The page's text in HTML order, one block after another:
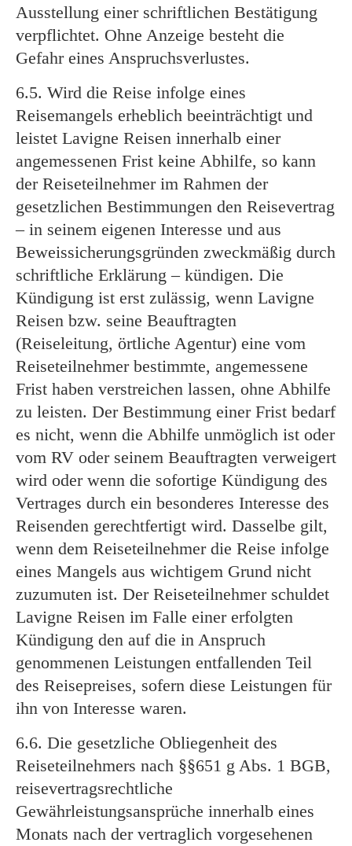
Ausstellung einer schriftlichen Bestätigung
verpflichtet. Ohne Anzeige besteht die
Gefahr eines Anspruchsverlustes.
6.5. Wird die Reise infolge eines
Reisemangels erheblich beeinträchtigt und
leistet Lavigne Reisen innerhalb einer
angemessenen Frist keine Abhilfe, so kann
der Reiseteilnehmer im Rahmen der
gesetzlichen Bestimmungen den Reisevertrag
– in seinem eigenen Interesse und aus
Beweissicherungsgründen zweckmäßig durch
schriftliche Erklärung – kündigen. Die
Kündigung ist erst zulässig, wenn Lavigne
Reisen bzw. seine Beauftragten
(Reiseleitung, örtliche Agentur) eine vom
Reiseteilnehmer bestimmte, angemessene
Frist haben verstreichen lassen, ohne Abhilfe
zu leisten. Der Bestimmung einer Frist bedarf
es nicht, wenn die Abhilfe unmöglich ist oder
vom RV oder seinem Beauftragten verweigert
wird oder wenn die sofortige Kündigung des
Vertrages durch ein besonderes Interesse des
Reisenden gerechtfertigt wird. Dasselbe gilt,
wenn dem Reiseteilnehmer die Reise infolge
eines Mangels aus wichtigem Grund nicht
zuzumuten ist. Der Reiseteilnehmer schuldet
Lavigne Reisen im Falle einer erfolgten
Kündigung den auf die in Anspruch
genommenen Leistungen entfallenden Teil
des Reisepreises, sofern diese Leistungen für
ihn von Interesse waren.
6.6. Die gesetzliche Obliegenheit des
Reiseteilnehmers nach §§651 g Abs. 1 BGB,
reisevertragsrechtliche
Gewährleistungsansprüche innerhalb eines
Monats nach der vertraglich vorgesehenen